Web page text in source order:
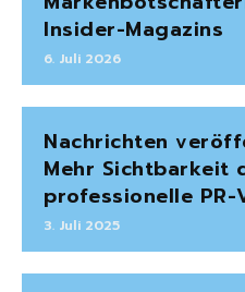
Insider-Magazins
6. Juli 2026
Nachrichten
Mehr Sichtbarkeit
professionelle
3. Juli 2025